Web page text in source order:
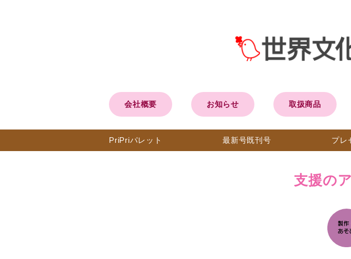
会社概要 お知らせ 取扱商品
PriPriパレット 最新号既刊号 プレ
支援の